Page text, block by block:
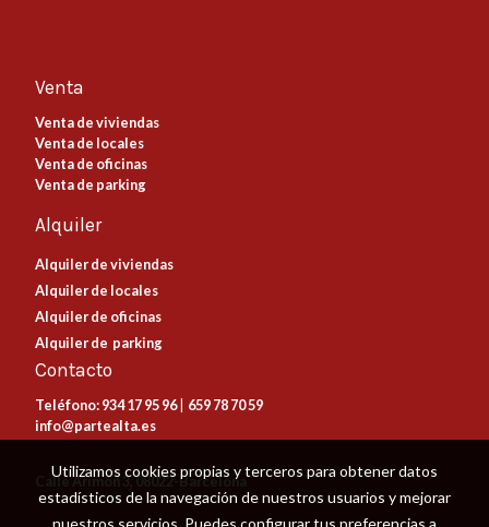
Venta
Venta de viviendas
Venta de locales
Venta de oficinas
Venta de parking
Alquiler
Alquiler de viviendas
Alquiler de locales
Alquiler de oficinas
Alquiler de parking
Contacto
Teléfono:934 17 95 96
659 78 70 59
info@partealta.es
Calle Arimón 3, 08022-Barcelona
Utilizamos cookies propias y terceros para obtener datos
estadísticos de la navegación de nuestros usuarios y mejorar
nuestros servicios. Puedes configurar tus preferencias a